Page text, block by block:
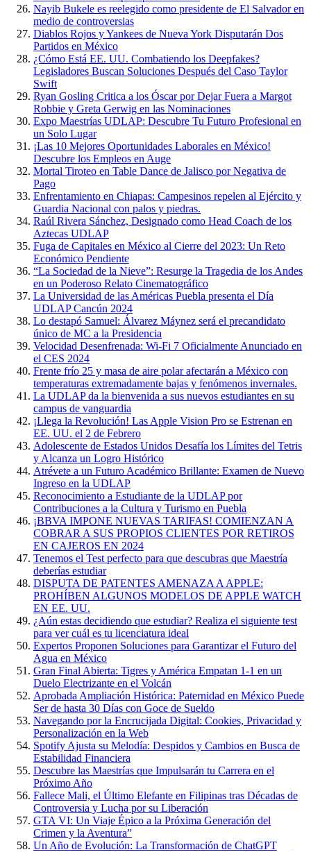
Nayib Bukele es reelegido como presidente de El Salvador en
medio de controversias
Diablos Rojos y Yankees de Nueva York Disputarán Dos
Partidos en México
¿Cómo Está EE. UU. Combatiendo los Deepfakes?
Legisladores Buscan Soluciones Después del Caso Taylor
Swift
Ryan Gosling Critica a los Óscar por Dejar Fuera a Margot
Robbie y Greta Gerwig en las Nominaciones
Expo Maestrías UDLAP: Descubre Tu Futuro Profesional en
un Solo Lugar
¡Las 10 Mejores Oportunidades Laborales en México!
Descubre los Empleos en Auge
Mortal Tiroteo en Table Dance de Jalisco por Negativa de
Pago
Enfrentamiento en Chiapas: Campesinos repelen al Ejército y
Guardia Nacional con palos y piedras.
Raúl Rivera Sánchez, Designado como Head Coach de los
Aztecas UDLAP
Fuga de Capitales en México al Cierre del 2023: Un Reto
Económico Pendiente
“La Sociedad de la Nieve”: Resurge la Tragedia de los Andes
en un Poderoso Relato Cinematográfico
La Universidad de las Américas Puebla presenta el Día
UDLAP Cancún 2024
Lo destapó Samuel: Álvarez Máynez será el precandidato
único de MC a la Presidencia
Velocidad Desenfrenada: Wi-Fi 7 Oficialmente Anunciado en
el CES 2024
Frente frío 25 y masa de aire polar afectarán a México con
temperaturas extremadamente bajas y fenómenos invernales.
La UDLAP da la bienvenida a sus nuevos estudiantes en su
campus de vanguardia
¡Llega la Revolución! Las Apple Vision Pro se Estrenan en
EE. UU. el 2 de Febrero
Adolescente de Estados Unidos Desafía los Límites del Tetris
y Alcanza un Logro Histórico
Atrévete a un Futuro Académico Brillante: Examen de Nuevo
Ingreso en la UDLAP
Reconocimiento a Estudiante de la UDLAP por
Contribuciones a la Cultura y Turismo en Puebla
¡BBVA IMPONE NUEVAS TARIFAS! COMIENZAN A
COBRAR A SUS PROPIOS CLIENTES POR RETIROS
EN CAJEROS EN 2024
Tenemos el Test perfecto para que descubras que Maestría
deberías estudiar
DISPUTA DE PATENTES AMENAZA A APPLE:
PROHÍBEN ALGUNOS MODELOS DE APPLE WATCH
EN EE. UU.
¿Aún estas decidiendo que estudiar? Realiza el siguiente test
para ver cuál es tu licenciatura ideal
Expertos Proponen Soluciones para Garantizar el Futuro del
Agua en México
Gran Final Abierta: Tigres y América Empatan 1-1 en un
Duelo Electrizante en el Volcán
Aprobada Ampliación Histórica: Paternidad en México Puede
Ser de hasta 30 Días con Goce de Sueldo
Navegando por la Encrucijada Digital: Cookies, Privacidad y
Personalización en la Web
Spotify Ajusta su Melodía: Despidos y Cambios en Busca de
Estabilidad Financiera
Descubre las Maestrías que Impulsarán tu Carrera en el
Próximo Año
Fallece Mali, el Último Elefante en Filipinas tras Décadas de
Controversia y Lucha por su Liberación
GTA VI: Un Viaje Épico a la Próxima Generación del
Crimen y la Aventura”
Un Año de Evolución: La Transformación de ChatGPT